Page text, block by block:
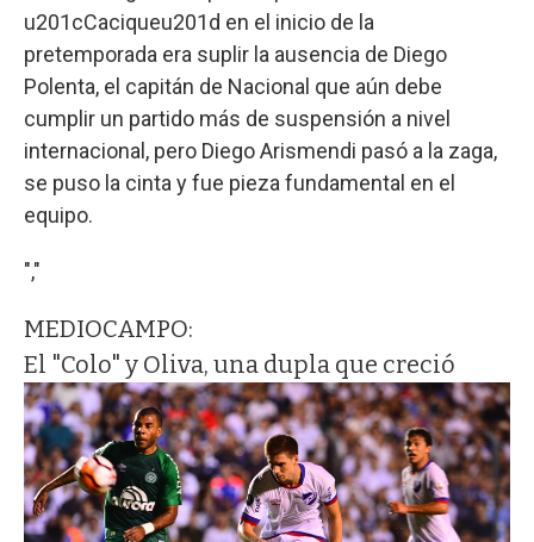
u201cCaciqueu201d en el inicio de la
pretemporada era suplir la ausencia de Diego
Polenta, el capitán de Nacional que aún debe
cumplir un partido más de suspensión a nivel
internacional, pero Diego Arismendi pasó a la zaga,
se puso la cinta y fue pieza fundamental en el
equipo.
","
MEDIOCAMPO:
El "Colo" y Oliva, una dupla que creció